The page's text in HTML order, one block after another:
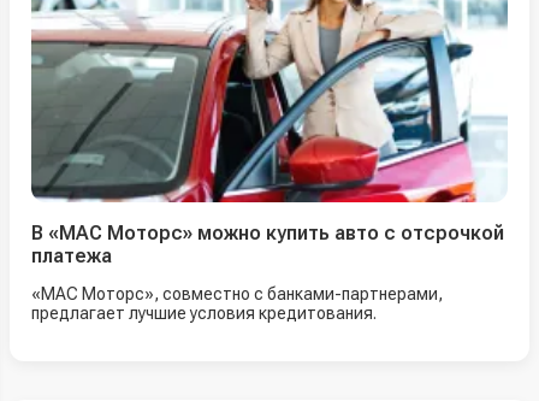
В «МАС Моторс» можно купить авто с отсрочкой
платежа
«МАС Моторс», совместно с банками-партнерами,
предлагает лучшие условия кредитования.